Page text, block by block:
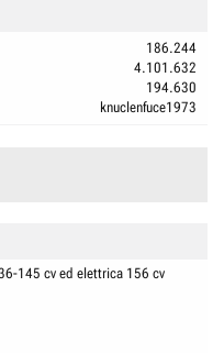
186.244
4.101.632
194.630
knuclenfuce1973
145 cv ed elettrica 156 cv